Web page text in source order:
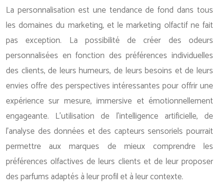
La personnalisation est une tendance de fond dans tous
les domaines du marketing, et le marketing olfactif ne fait
pas exception. La possibilité de créer des odeurs
personnalisées en fonction des préférences individuelles
des clients, de leurs humeurs, de leurs besoins et de leurs
envies offre des perspectives intéressantes pour offrir une
expérience sur mesure, immersive et émotionnellement
engageante. L’utilisation de l’intelligence artificielle, de
l’analyse des données et des capteurs sensoriels pourrait
permettre aux marques de mieux comprendre les
préférences olfactives de leurs clients et de leur proposer
des parfums adaptés à leur profil et à leur contexte.